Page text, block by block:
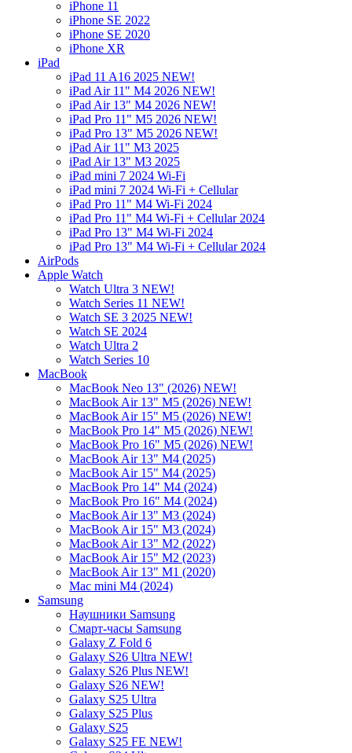
iPhone 11
iPhone SE 2022
iPhone SE 2020
iPhone XR
iPad
iPad 11 A16 2025 NEW!
iPad Air 11" M4 2026 NEW!
iPad Air 13" M4 2026 NEW!
iPad Pro 11" M5 2026 NEW!
iPad Pro 13" M5 2026 NEW!
iPad Air 11" M3 2025
iPad Air 13" M3 2025
iPad mini 7 2024 Wi-Fi
iPad mini 7 2024 Wi-Fi + Cellular
iPad Pro 11" M4 Wi-Fi 2024
iPad Pro 11" M4 Wi-Fi + Cellular 2024
iPad Pro 13" M4 Wi-Fi 2024
iPad Pro 13" M4 Wi-Fi + Cellular 2024
AirPods
Apple Watch
Watch Ultra 3 NEW!
Watch Series 11 NEW!
Watch SE 3 2025 NEW!
Watch SE 2024
Watch Ultra 2
Watch Series 10
MacBook
MacBook Neo 13" (2026) NEW!
MacBook Air 13" M5 (2026) NEW!
MacBook Air 15" M5 (2026) NEW!
MacBook Pro 14" M5 (2026) NEW!
MacBook Pro 16" M5 (2026) NEW!
MacBook Air 13" M4 (2025)
MacBook Air 15" M4 (2025)
MacBook Pro 14" M4 (2024)
MacBook Pro 16" M4 (2024)
MacBook Air 13" M3 (2024)
MacBook Air 15" M3 (2024)
MacBook Air 13" M2 (2022)
MacBook Air 15" M2 (2023)
MacBook Air 13" M1 (2020)
Mac mini M4 (2024)
Samsung
Наушники Samsung
Смарт-часы Samsung
Galaxy Z Fold 6
Galaxy S26 Ultra NEW!
Galaxy S26 Plus NEW!
Galaxy S26 NEW!
Galaxy S25 Ultra
Galaxy S25 Plus
Galaxy S25
Galaxy S25 FE NEW!